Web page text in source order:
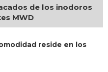
de los inodoros
MWD
reside en los